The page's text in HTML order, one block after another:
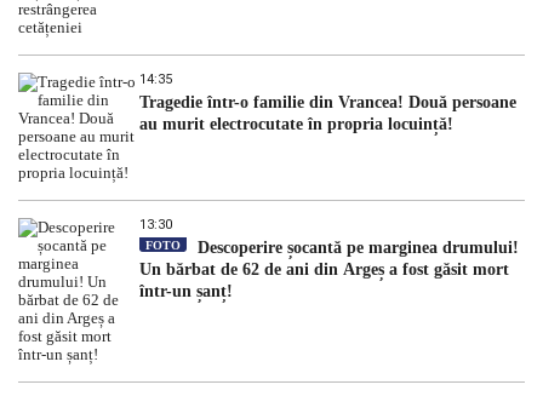
14:35
Tragedie într-o familie din Vrancea! Două persoane
au murit electrocutate în propria locuință!
13:30
FOTO
Descoperire șocantă pe marginea drumului!
Un bărbat de 62 de ani din Argeș a fost găsit mort
într-un șanț!